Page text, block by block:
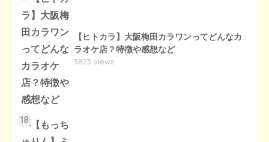
【ヒトカラ】大阪梅田カラワンってどんなカ
ラオケ店？特徴や感想など
3823 views
18